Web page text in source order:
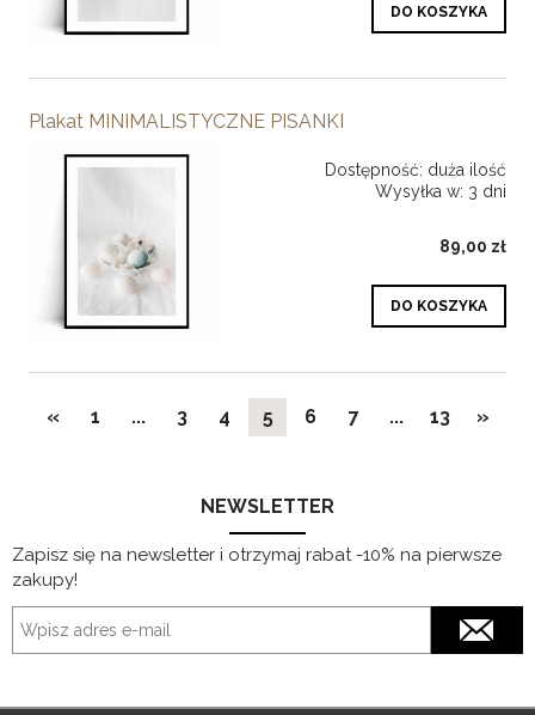
DO KOSZYKA
Plakat MINIMALISTYCZNE PISANKI
Dostępność: duża ilość
Wysyłka w: 3 dni
89,00 zł
DO KOSZYKA
« 1 ... 3 4 5 6 7 ... 13 »
NEWSLETTER
Zapisz się na newsletter i otrzymaj rabat -10% na pierwsze
zakupy!